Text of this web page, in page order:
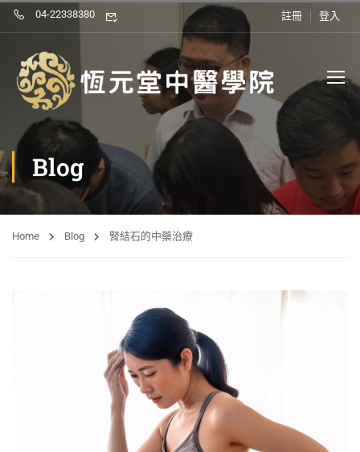
04-22338380 註冊 登入
Blog
Home Blog 腎結石的中藥治療